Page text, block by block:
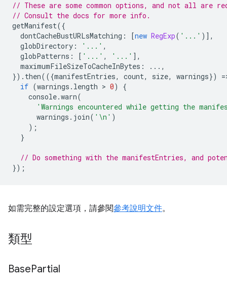
// These are some common options, and not all are
// Consult the docs for more info.
getManifest({
dontCacheBustURLsMatching : [new RegExp( '...' )],
globDirectory : '...' ,
globPatterns : [ '...' , '...' ],
maximumFileSizeToCacheInBytes :
...,
}). then(({manifestEntries, count, size, warnings}) =
if (warnings . length > 0)
{
console.warn(
'Warnings encountered while getting the
warnings . join( '\n' )
);
}
// Do something with the manifestEntries, and
});
如需完整的設定選項，請參閱參考說明文件。
類型
BasePartial